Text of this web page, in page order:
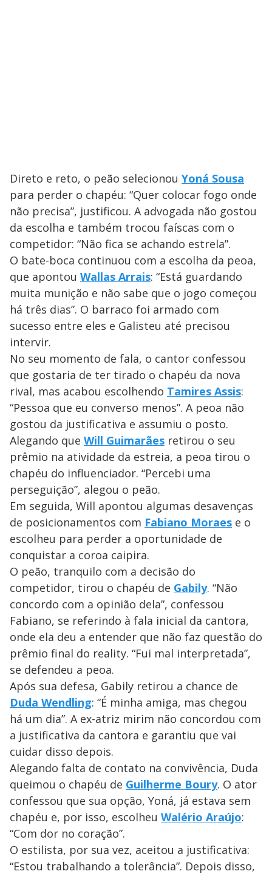
Direto e reto, o peão selecionou Yoná Sousa
para perder o chapéu: “Quer colocar fogo onde
não precisa”, justificou. A advogada não gostou
da escolha e também trocou faíscas com o
competidor: “Não fica se achando estrela”.
O bate-boca continuou com a escolha da peoa,
que apontou Wallas Arrais: “Está guardando
muita munição e não sabe que o jogo começou
há três dias”. O barraco foi armado com
sucesso entre eles e Galisteu até precisou
intervir.
No seu momento de fala, o cantor confessou
que gostaria de ter tirado o chapéu da nova
rival, mas acabou escolhendo Tamires Assis:
“Pessoa que eu converso menos”. A peoa não
gostou da justificativa e assumiu o posto.
Alegando que Will Guimarães retirou o seu
prêmio na atividade da estreia, a peoa tirou o
chapéu do influenciador. “Percebi uma
perseguição”, alegou o peão.
Em seguida, Will apontou algumas desavenças
de posicionamentos com Fabiano Moraes e o
escolheu para perder a oportunidade de
conquistar a coroa caipira.
O peão, tranquilo com a decisão do
competidor, tirou o chapéu de Gabily. “Não
concordo com a opinião dela”, confessou
Fabiano, se referindo à fala inicial da cantora,
onde ela deu a entender que não faz questão do
prêmio final do reality. “Fui mal interpretada”,
se defendeu a peoa.
Após sua defesa, Gabily retirou a chance de
Duda Wendling: “É minha amiga, mas chegou
há um dia”. A ex-atriz mirim não concordou com
a justificativa da cantora e garantiu que vai
cuidar disso depois.
Alegando falta de contato na convivência, Duda
queimou o chapéu de Guilherme Boury. O ator
confessou que sua opção, Yoná, já estava sem
chapéu e, por isso, escolheu Walério Araújo:
“Com dor no coração”.
O estilista, por sua vez, aceitou a justificativa:
“Estou trabalhando a tolerância”. Depois disso,